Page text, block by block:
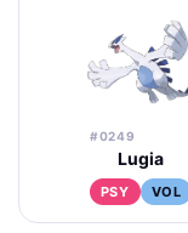
#0249
Lugia
PSY VOL